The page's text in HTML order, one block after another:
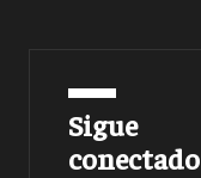
Sigue
conectado